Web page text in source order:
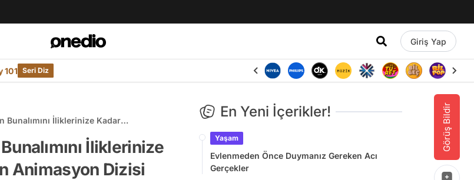
Giriş Yap
101 Seri Diz
Görüş Bildir
Bunalımını İliklerinize Kadar
İliklerinize
Animasyon Dizisi
En Yeni İçerikler!
Yaşam
Evlenmeden Önce Duymanız Gereken Acı
Gerçekler